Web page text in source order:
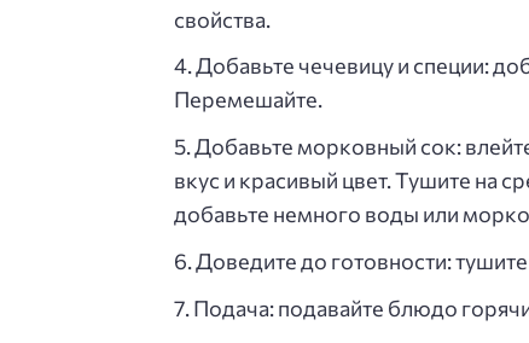
свойства.
Добавьте чечевицу и специи:
Перемешайте.
Добавьте морковный сок:
вкус и красивый цвет. Тушите на
добавьте немного воды или
Доведите до готовности:
Подача: подавайте блюдо